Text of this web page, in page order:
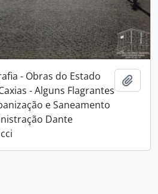
de transferência
- Obras do Estado
- Alguns Flagrantes
e Saneamento
Dante